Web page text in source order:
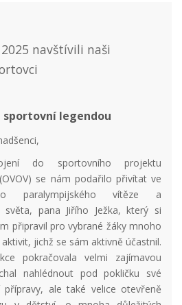
navštívili naši
sportovní legendou
do sportovního projektu
se nám podařilo přivítat ve
paralympijského vítěze a
světa, pana Jiřího Ježka, který si
připravil pro vybrané žáky mnoho
jichž se sám aktivně účastnil.
pokračovala velmi zajímavou
nahlédnout pod pokličku své
přípravy, ale také velice otevřeně